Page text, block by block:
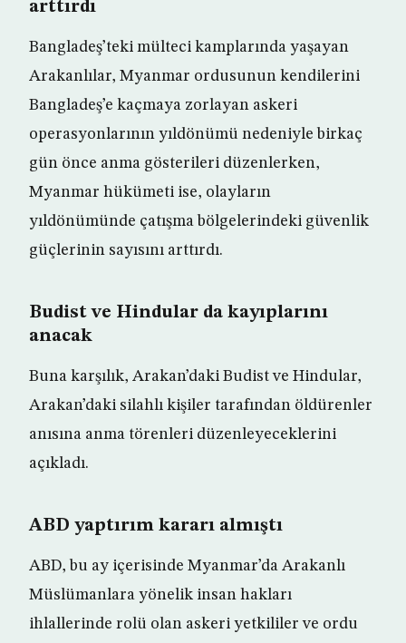
arttırdı
Bangladeş’teki mülteci kamplarında yaşayan
Arakanlılar, Myanmar ordusunun kendilerini
Bangladeş’e kaçmaya zorlayan askeri
operasyonlarının yıldönümü nedeniyle birkaç
gün önce anma gösterileri düzenlerken,
Myanmar hükümeti ise, olayların
yıldönümünde çatışma bölgelerindeki güvenlik
güçlerinin sayısını arttırdı.
Budist ve Hindular da kayıplarını
anacak
Buna karşılık, Arakan’daki Budist ve Hindular,
Arakan’daki silahlı kişiler tarafından öldürenler
anısına anma törenleri düzenleyeceklerini
açıkladı.
ABD yaptırım kararı almıştı
ABD, bu ay içerisinde Myanmar’da Arakanlı
Müslümanlara yönelik insan hakları
ihlallerinde rolü olan askeri yetkililer ve ordu